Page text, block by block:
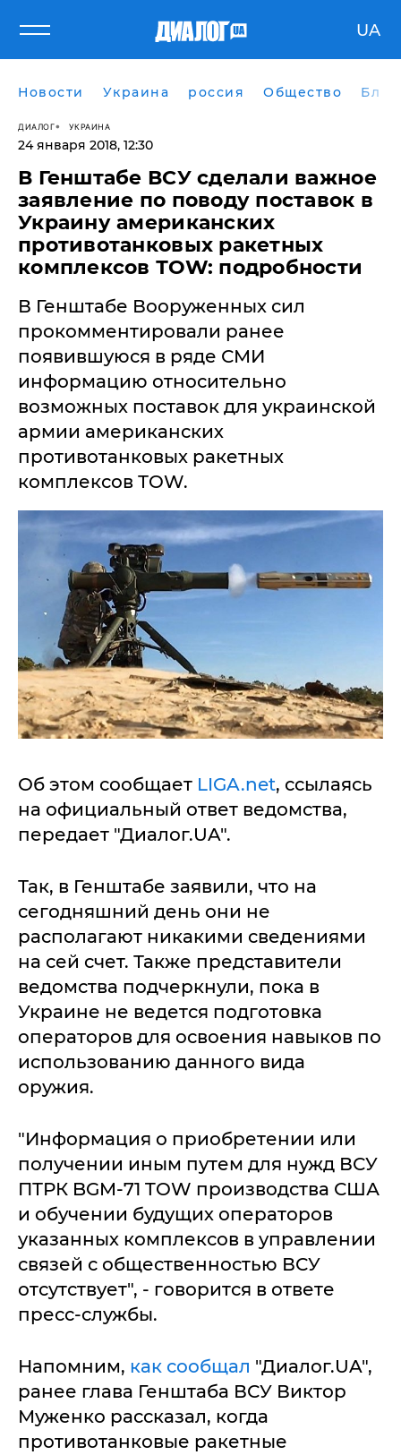
UA
Новости Украина россия Общество
ДИАЛОГ УКРАИНА
24 января 2018, 12:30
В Генштабе ВСУ сделали важное
заявление по поводу поставок в
Украину американских
противотанковых ракетных
комплексов ТOW: подробности
В Генштабе Вооруженных сил
прокомментировали ранее
появившуюся в ряде СМИ
информацию относительно
возможных поставок для украинской
армии американских
противотанковых ракетных
комплексов ТOW.
Об этом сообщает LIGA.net, ссылаясь
на официальный ответ ведомства,
передает "Диалог.UA".
Так, в Генштабе заявили, что на
сегодняшний день они не
располагают никакими сведениями
на сей счет. Также представители
ведомства подчеркнули, пока в
Украине не ведется подготовка
операторов для освоения навыков по
использованию данного вида
оружия.
"Информация о приобретении или
получении иным путем для нужд ВСУ
ПТРК BGM-71 TOW производства США
и обучении будущих операторов
указанных комплексов в управлении
связей с общественностью ВСУ
отсутствует", - говорится в ответе
пресс-службы.
Напомним, как сообщал "Диалог.UA",
ранее глава Генштаба ВСУ Виктор
Муженко рассказал, когда
противотанковые ракетные